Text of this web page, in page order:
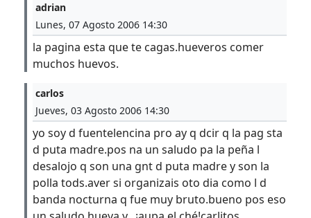
adrian
Lunes, 07 Agosto 2006 14:30
la pagina esta que te cagas.hueveros comer
muchos huevos.
carlos
Jueves, 03 Agosto 2006 14:30
yo soy d fuentelencina pro ay q dcir q la pag sta
d puta madre.pos na un saludo pa la peña l
desalojo q son una gnt d puta madre y son la
polla tods.aver si organizais oto dia como l d
banda nocturna q fue muy bruto.bueno pos eso